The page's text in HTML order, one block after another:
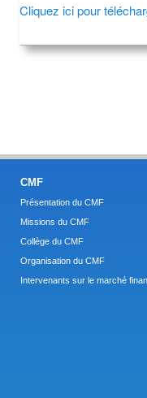
Cliquez ici pour
CMF
Présentation du CMF
Missions du CMF
Collège du CMF
Organisation du CMF
Intervenants sur le marché